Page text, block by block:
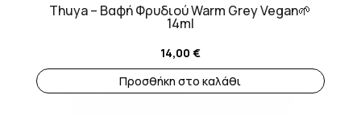
Thuya – Βαφή Φρυδιού Warm Grey Vegan🌱
14ml
14,00 €
Προσθήκη στο καλάθι